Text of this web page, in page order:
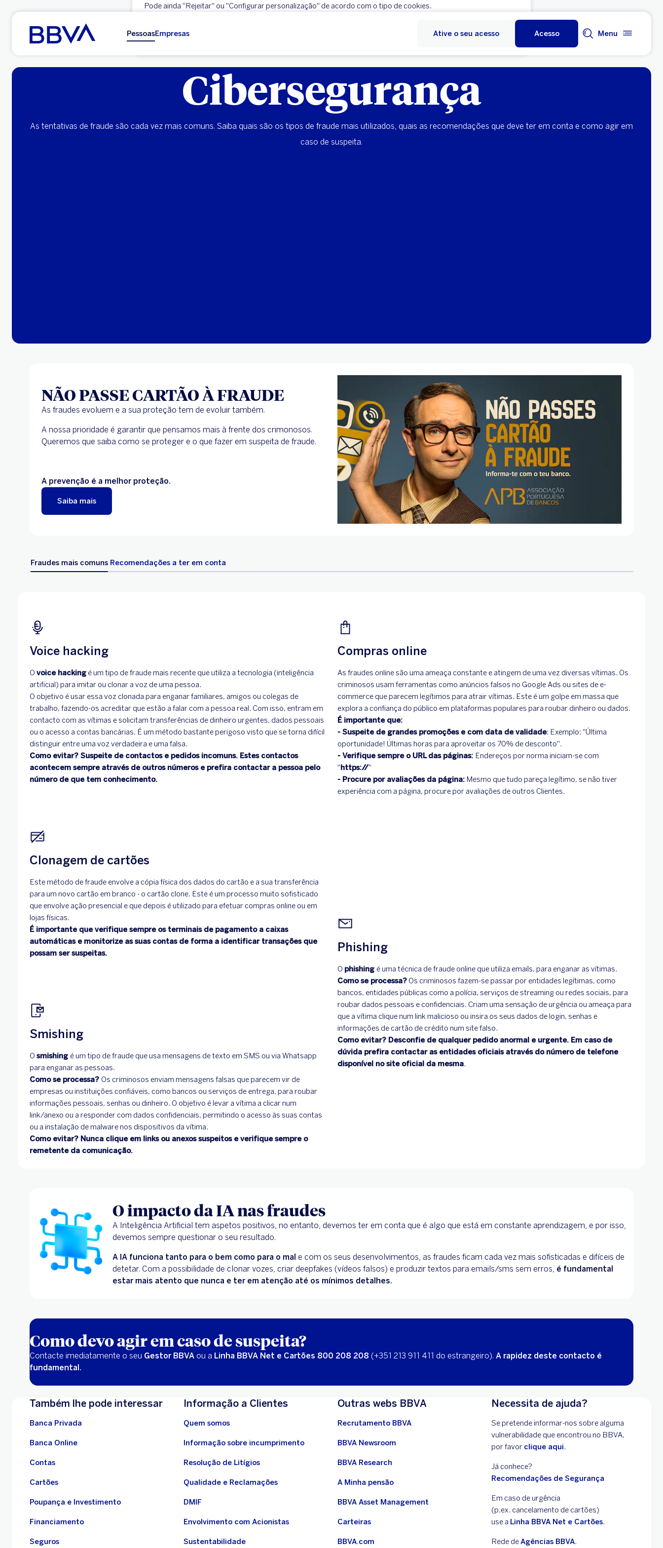
Pode ainda "Rejeitar" ou "Configurar personalização" de acordo com o tipo de cookies.
Ir para o conteúdo principal
PessoasEmpresas Ative o seu acesso Acesso Menu
Cibersegurança
As tentativas de fraude são cada vez mais comuns. Saiba quais são os tipos de fraude mais utilizados, quais as recomendações que deve ter em conta e como agir em
caso de suspeita.
NÃO PASSE CARTÃO À FRAUDE
As fraudes evoluem e a sua proteção tem de evoluir também.
A nossa prioridade é garantir que pensamos mais à frente dos crimonosos.
Queremos que saiba como se proteger e o que fazer em suspeita de fraude.
A prevenção é a melhor proteção.
Saiba mais
Fraudes mais comuns Recomendações a ter em conta
Voice hacking
O voice hacking é um tipo de fraude mais recente que utiliza a tecnologia (inteligência
artificial) para imitar ou clonar a voz de uma pessoa.
O objetivo é usar essa voz clonada para enganar familiares, amigos ou colegas de
trabalho, fazendo-os acreditar que estão a falar com a pessoa real. Com isso, entram em
contacto com as vítimas e solicitam transferências de dinheiro urgentes, dados pessoais
ou o acesso a contas bancárias. É um método bastante perigoso visto que se torna difícil
distinguir entre uma voz verdadeira e uma falsa.
Como evitar? Suspeite de contactos e pedidos incomuns. Estes contactos
acontecem sempre através de outros números e prefira contactar a pessoa pelo
número de que tem conhecimento.
Clonagem de cartões
Este método de fraude envolve a cópia física dos dados do cartão e a sua transferência
para um novo cartão em branco - o cartão clone. Este é um processo muito sofisticado
que envolve ação presencial e que depois é utilizado para efetuar compras online ou em
lojas físicas.
É importante que verifique sempre os terminais de pagamento a caixas
automáticas e monitorize as suas contas de forma a identificar transações que
possam ser suspeitas.
Smishing
O smishing é um tipo de fraude que usa mensagens de texto em SMS ou via Whatsapp
para enganar as pessoas.
Como se processa? Os criminosos enviam mensagens falsas que parecem vir de
empresas ou instituições confiáveis, como bancos ou serviços de entrega, para roubar
informações pessoais, senhas ou dinheiro. O objetivo é levar a vítima a clicar num
link/anexo ou a responder com dados confidenciais, permitindo o acesso às suas contas
ou a instalação de malware nos dispositivos da vítima.
Como evitar? Nunca clique em links ou anexos suspeitos e verifique sempre o
remetente da comunicação.
Compras online
As fraudes online são uma ameaça constante e atingem de uma vez diversas vítimas. Os
criminosos usam ferramentas como anúncios falsos no Google Ads ou sites de e-
commerce que parecem legítimos para atrair vítimas. Este é um golpe em massa que
explora a confiança do público em plataformas populares para roubar dinheiro ou dados.
É importante que:
- Suspeite de grandes promoções e com data de validade: Exemplo: ''Última
oportunidade! Últimas horas para aproveitar os 70% de desconto''.
- Verifique sempre o URL das páginas: Endereços por norma iniciam-se com
'' https://''
- Procure por avaliações da página: Mesmo que tudo pareça legítimo, se não tiver
experiência com a página, procure por avaliações de outros Clientes.
Phishing
O phishing é uma técnica de fraude online que utiliza emails, para enganar as vítimas.
Como se processa? Os criminosos fazem-se passar por entidades legítimas, como
bancos, entidades públicas como a polícia, serviços de streaming ou redes sociais, para
roubar dados pessoais e confidenciais. Criam uma sensação de urgência ou ameaça para
que a vítima clique num link malicioso ou insira os seus dados de login, senhas e
informações de cartão de crédito num site falso.
Como evitar? Desconfie de qualquer pedido anormal e urgente. Em caso de
dúvida prefira contactar as entidades oficiais através do número de telefone
disponível no site oficial da mesma.
O impacto da IA nas fraudes
A Inteligência Artificial tem aspetos positivos, no entanto, devemos ter em conta que é algo que está em constante aprendizagem, e por isso,
devemos sempre questionar o seu resultado.
A IA funciona tanto para o bem como para o mal e com os seus desenvolvimentos, as fraudes ficam cada vez mais sofisticadas e difíceis de
detetar. Com a possibilidade de clonar vozes, criar deepfakes (vídeos falsos) e produzir textos para emails/sms sem erros, é fundamental
estar mais atento que nunca e ter em atenção até os mínimos detalhes.
Como devo agir em caso de suspeita?
Contacte imediatamente o seu Gestor BBVA ou a Linha BBVA Net e Cartões 800 208 208 (+351 213 911 411 do estrangeiro). A rapidez deste contacto é
fundamental.
Também lhe pode interessar
Banca Privada
Banca Online
Contas
Cartões
Poupança e Investimento
Financiamento
Seguros
Informação a Clientes
Quem somos
Informação sobre incumprimento
Resolução de Litígios
Qualidade e Reclamações
DMIF
Envolvimento com Acionistas
Sustentabilidade
Outras webs BBVA
Recrutamento BBVA
BBVA Newsroom
BBVA Research
A Minha pensão
BBVA Asset Management
Carteiras
BBVA.com
Necessita de ajuda?
Se pretende informar-nos sobre alguma
vulnerabilidade que encontrou no BBVA,
por favor clique aqui.
Já conhece?
Recomendações de Segurança
Em caso de urgência
(p.ex. cancelamento de cartões)
use a Linha BBVA Net e Cartões.
Rede deAgências BBVA.